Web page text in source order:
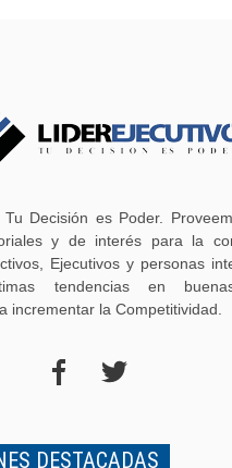
Tu Decisión es Poder.
y de interés para la
Ejecutivos y personas
tendencias en
incrementar la Competitividad.
DESTACADAS